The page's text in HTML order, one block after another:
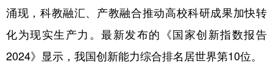
涌现，科教融汇、产教融合推动高校科研成果加快转
化为现实生产力。最新发布的《国家创新指数报告
2024》显示，我国创新能力综合排名居世界第10位。